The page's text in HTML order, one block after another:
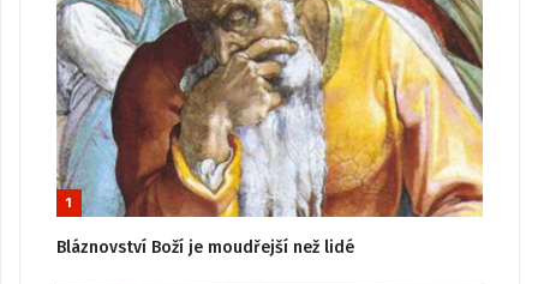
1
Bláznovství Boží je moudřejší než lidé